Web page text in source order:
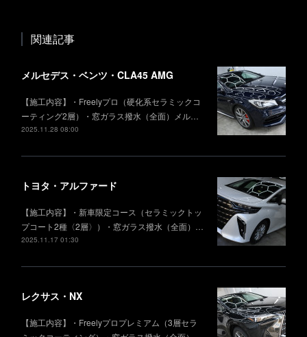
関連記事
メルセデス・ベンツ・CLA45 AMG
【施工内容】・Freelyプロ（硬化系セラミックコ
ーティング2層）・窓ガラス撥水（全面）メル…
2025.11.28 08:00
トヨタ・アルファード
【施工内容】・新車限定コース（セラミックトッ
プコート2種〈2層〉）・窓ガラス撥水（全面）…
2025.11.17 01:30
レクサス・NX
【施工内容】・Freelyプロプレミアム（3層セラ